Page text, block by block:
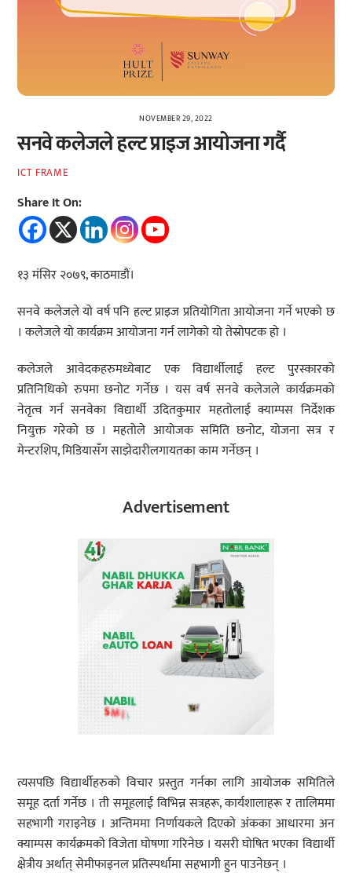
NOVEMBER 29, 2022
सनवे कलेजले हल्ट प्राइज आयोजना गर्दै
ICT FRAME
Share It On:
१३ मंसिर २०७९, काठमाडौं।
सनवे कलेजले यो वर्ष पनि हल्ट प्राइज प्रतियोगिता आयोजना गर्ने भएको छ
। कलेजले यो कार्यक्रम आयोजना गर्न लागेको यो तेस्रोपटक हो ।
कलेजले आवेदकहरुमध्येबाट एक विद्यार्थीलाई हल्ट पुरस्कारको
प्रतिनिधिको रुपमा छनोट गर्नेछ । यस वर्ष सनवे कलेजले कार्यक्रमको
नेतृत्व गर्न सनवेका विद्यार्थी उदितकुमार महतोलाई क्याम्पस निर्देशक
नियुक्त गरेको छ । महतोले आयोजक समिति छनोट, योजना सत्र र
मेन्टरशिप, मिडियासँग साझेदारीलगायतका काम गर्नेछन् ।
Advertisement
त्यसपछि विद्यार्थीहरुको विचार प्रस्तुत गर्नका लागि आयोजक समितिले
समूह दर्ता गर्नेछ । ती समूहलाई विभिन्न सत्रहरू, कार्यशालाहरू र तालिममा
सहभागी गराइनेछ । अन्तिममा निर्णायकले दिएको अंकका आधारमा अन
क्याम्पस कार्यक्रमको विजेता घोषणा गरिनेछ । यसरी घोषित भएका विद्यार्थी
क्षेत्रीय अर्थात् सेमीफाइनल प्रतिस्पर्धामा सहभागी हुन पाउनेछन् ।